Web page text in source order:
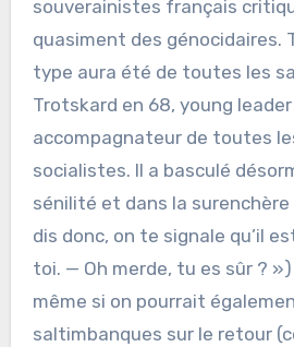
souverainistes français
quasiment des génocidaires.
type aura été de toutes les
Trotskard en 68, young
accompagnateur de toutes
socialistes. Il a basculé
sénilité et dans la surenchère
dis donc, on te signale qu’il
toi. — Oh merde, tu es sûr ?
même si on pourrait
saltimbanques sur le retour